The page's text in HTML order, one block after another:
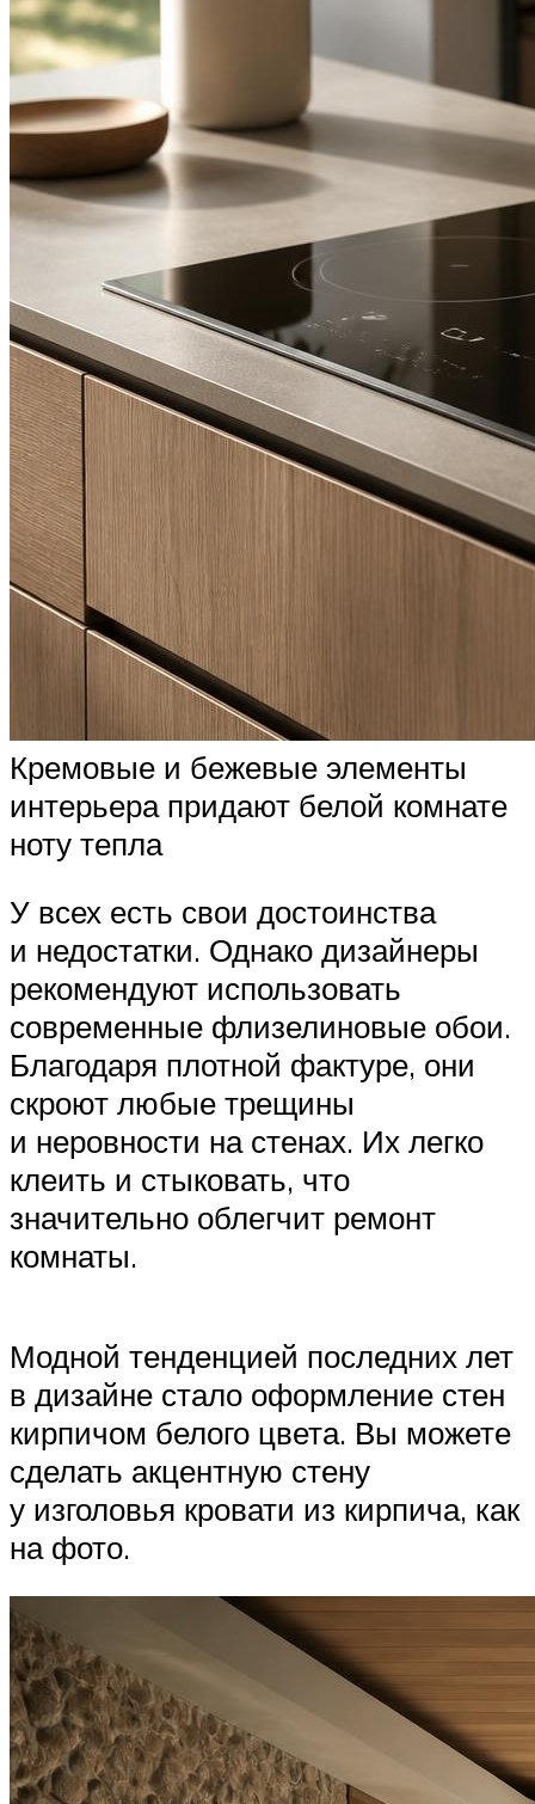
Кремовые и бежевые элементы
интерьера придают белой комнате
ноту тепла
У всех есть свои достоинства
и недостатки. Однако дизайнеры
рекомендуют использовать
современные флизелиновые обои.
Благодаря плотной фактуре, они
скроют любые трещины
и неровности на стенах. Их легко
клеить и стыковать, что
значительно облегчит ремонт
комнаты.
Модной тенденцией последних лет
в дизайне стало оформление стен
кирпичом белого цвета. Вы можете
сделать акцентную стену
у изголовья кровати из кирпича, как
на фото.